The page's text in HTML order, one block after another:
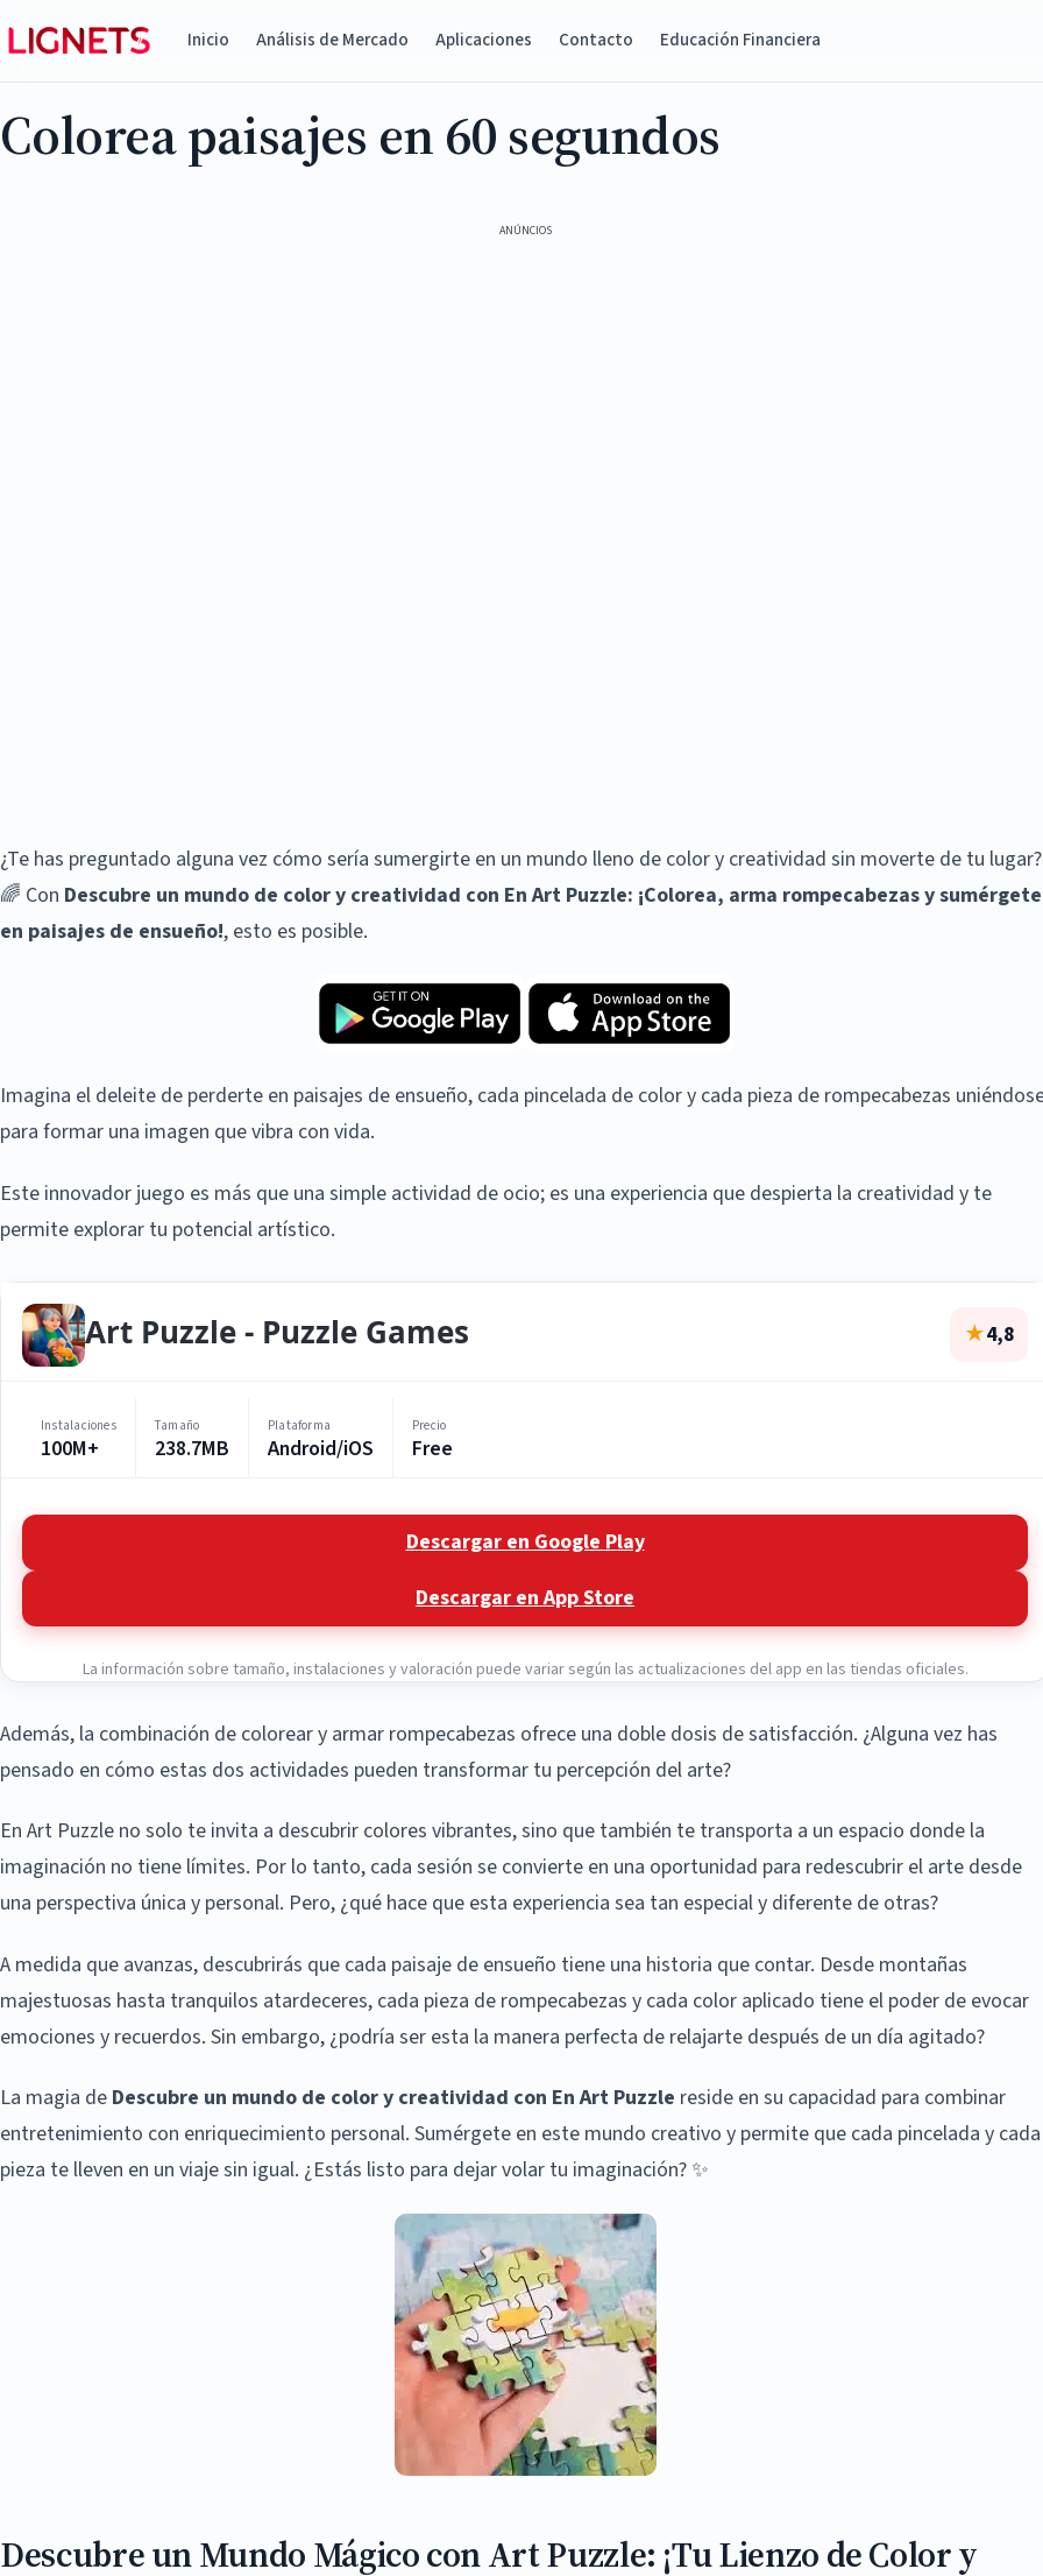
Inicio Análisis de Mercado Aplicaciones Contacto Educación Financiera
Colorea paisajes en 60 segundos
ANÚNCIOS
¿Te has preguntado alguna vez cómo sería sumergirte en un mundo lleno de color y creatividad sin moverte de tu lugar?
🌈 Con Descubre un mundo de color y creatividad con En Art Puzzle: ¡Colorea, arma rompecabezas y sumérgete
en paisajes de ensueño!, esto es posible.
Imagina el deleite de perderte en paisajes de ensueño, cada pincelada de color y cada pieza de rompecabezas
para formar una imagen que vibra con vida.
Este innovador juego es más que una simple actividad de ocio; es una experiencia que despierta la creatividad y te
permite explorar tu potencial artístico.
Art Puzzle - Puzzle Games ★4,8
Instalaciones
100M+
Tamaño
238.7MB
Plataforma
Android/iOS
Precio
Free
Descargar en Google Play
Descargar en App Store
La información sobre tamaño, instalaciones y valoración puede variar según las actualizaciones del app en las tiendas oficiales.
Además, la combinación de colorear y armar rompecabezas ofrece una doble dosis de satisfacción. ¿Alguna vez has
pensado en cómo estas dos actividades pueden transformar tu percepción del arte?
En Art Puzzle no solo te invita a descubrir colores vibrantes, sino que también te transporta a un espacio donde la
imaginación no tiene límites. Por lo tanto, cada sesión se convierte en una oportunidad para redescubrir el arte desde
una perspectiva única y personal. Pero, ¿qué hace que esta experiencia sea tan especial y diferente de otras?
A medida que avanzas, descubrirás que cada paisaje de ensueño tiene una historia que contar. Desde montañas
majestuosas hasta tranquilos atardeceres, cada pieza de rompecabezas y cada color aplicado tiene el poder de evocar
emociones y recuerdos. Sin embargo, ¿podría ser esta la manera perfecta de relajarte después de un día agitado?
La magia de Descubre un mundo de color y creatividad con En Art Puzzle reside en su capacidad para combinar
entretenimiento con enriquecimiento personal. Sumérgete en este mundo creativo y permite que cada pincelada y cada
pieza te lleven en un viaje sin igual. ¿Estás listo para dejar volar tu imaginación? ✨
Descubre un Mundo Mágico con Art Puzzle: ¡Tu Lienzo de Color y